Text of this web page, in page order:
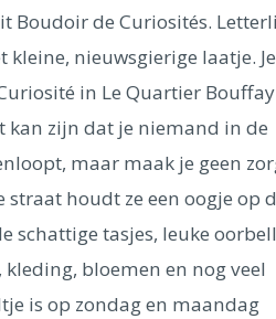
Barcelona Dubai
Milaan
Budapest
Boudoir de Curiosités.
nieuwsgierige laatje. Je
in Le Quartier
kan zijn dat je niemand in de
maar maak je geen
straat houdt ze een oogje op
schattige tasjes, leuke
bloemen en nog veel
is op zondag en maandag